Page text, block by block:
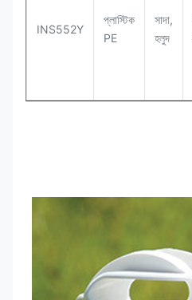
INS552Y
প্লাস্টিক
PE
সাদা,
হলুদ